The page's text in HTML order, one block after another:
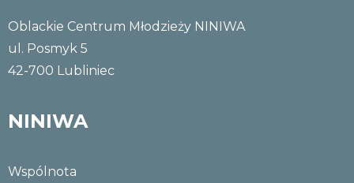
Oblackie Centrum Młodzieży NINIWA
ul. Posmyk 5
42-700 Lubliniec
NINIWA
Wspólnota